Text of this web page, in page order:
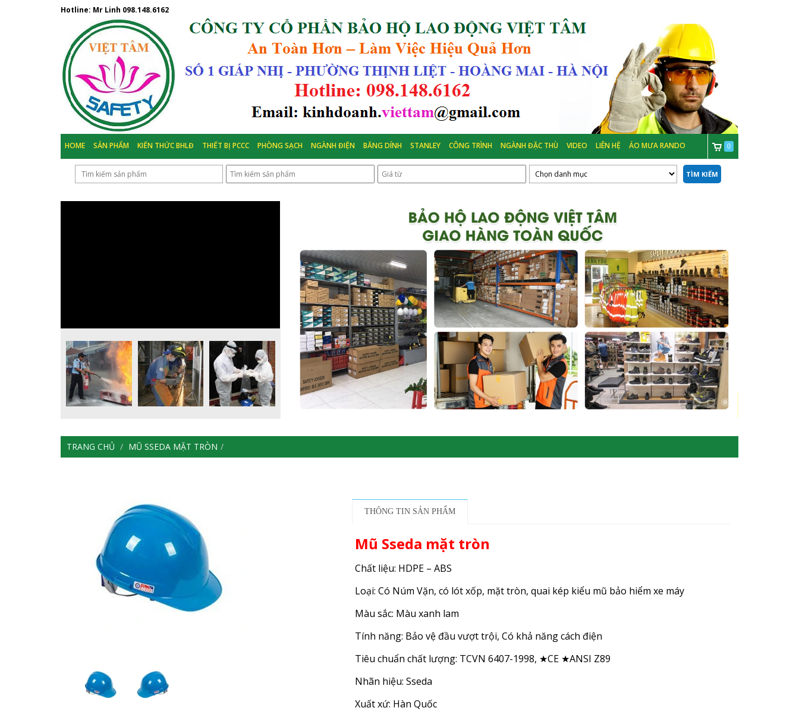
Hotline: Mr Linh 098.148.6162
HOME SẢN PHẨM KIẾN THỨC BHLĐ THIẾT BỊ PCCC PHÒNG SẠCH NGÀNH ĐIỆN BĂNG DÍNH STANLEY CÔNG TRÌNH NGÀNH ĐẶC THÙ VIDEO LIÊN HỆ ÁO MƯA RANDO 0
TÌM KIẾM
TRANG CHỦ MŨ SSEDA MẶT TRÒN
THÔNG TIN SẢN PHẨM
Mũ Sseda mặt tròn
Chất liệu: HDPE – ABS
Loại: Có Núm Vặn, có lót xốp, mặt tròn, quai kép kiểu mũ bảo hiểm xe máy
Màu sắc: Màu xanh lam
Tính năng: Bảo vệ đầu vượt trội, Có khả năng cách điện
Tiêu chuẩn chất lượng: TCVN 6407-1998, ★CE ★ANSI Z89
Nhãn hiệu: Sseda
Xuất xứ: Hàn Quốc